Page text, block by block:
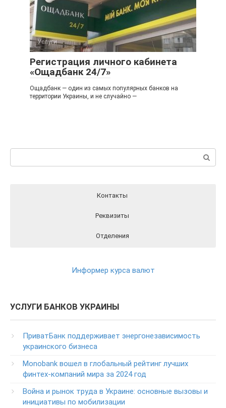
Услуги
Регистрация личного кабинета
«Ощадбанк 24/7»
Ощадбанк — один из самых популярных банков на
территории Украины, и не случайно —
Поиск:
Контакты
Реквизиты
Отделения
Круглосуточный телефон поддержки клиентов
+38-056-716-11-31
клиентов ПриватБанка
Колл центр: 3700
Круглосуточный телефон поддержки VIP­-клиентов
ПриватБанка
Информер курса валют
УСЛУГИ БАНКОВ УКРАИНЫ
ПриватБанк поддерживает энергонезависимость
украинского бизнеса
Monobank вошел в глобальный рейтинг лучших
финтех-компаний мира за 2024 год
Война и рынок труда в Украине: основные вызовы и
инициативы по мобилизации